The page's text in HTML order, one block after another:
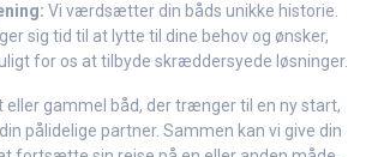
Vi værdsætter din båds unikke historie.
sig tid til at lytte til dine behov og ønsker,
for os at tilbyde skræddersyede løsninger.
eller gammel båd, der trænger til en ny start,
din pålidelige partner. Sammen kan vi give din